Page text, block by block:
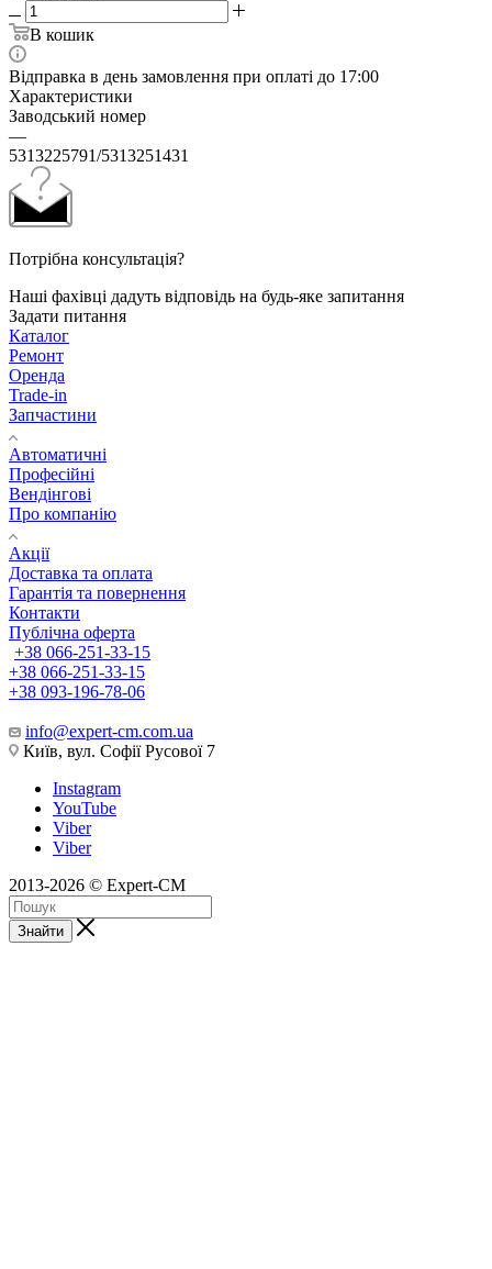
В кошик
Відправка в день замовлення при оплаті до 17:00
Характеристики
Заводський номер
—
5313225791/5313251431
Потрібна консультація?
Наші фахівці дадуть відповідь на будь-яке запитання
Задати питання
Каталог
Ремонт
Оренда
Trade-in
Запчастини
Автоматичні
Професійні
Вендінгові
Про компанію
Акції
Доставка та оплата
Гарантія та повернення
Контакти
Публічна оферта
+38 066-251-33-15
+38 066-251-33-15
+38 093-196-78-06
info@expert-cm.com.ua
Київ, вул. Софії Русової 7
Instagram
YouTube
Viber
Viber
2013-2026 © Expert-CM
Знайти